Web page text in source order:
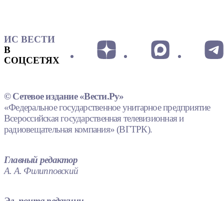
ИС ВЕСТИ
В
СОЦСЕТЯХ
© Сетевое издание «Вести.Ру»
«Федеральное государственное унитарное предприятие
Всероссийская государственная телевизионная и
радиовещательная компания» (ВГТРК).
Главный редактор
А. А. Филипповский